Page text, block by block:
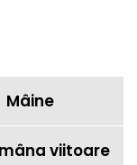
Mâine
viitoare